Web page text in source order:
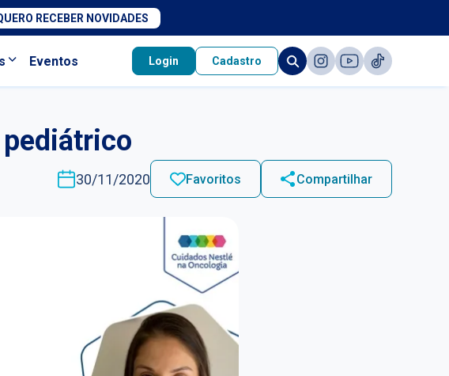
RECEBER NOVIDADES
Eventos Login Cadastro
30/11/2020 Favoritos Compartilhar